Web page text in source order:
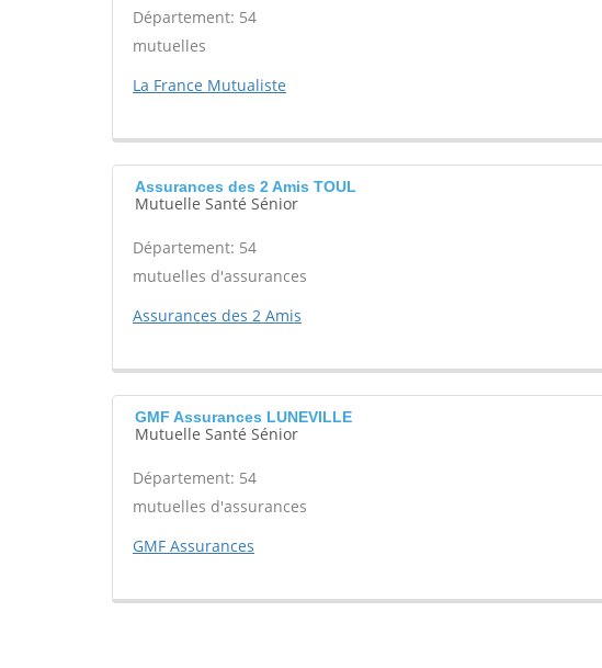
Département: 54
mutuelles
La France Mutualiste
Assurances des 2 Amis TOUL
Mutuelle Santé Sénior
Département: 54
mutuelles d'assurances
Assurances des 2 Amis
GMF Assurances LUNEVILLE
Mutuelle Santé Sénior
Département: 54
mutuelles d'assurances
GMF Assurances